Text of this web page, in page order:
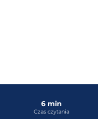
6 min
Czas czytania